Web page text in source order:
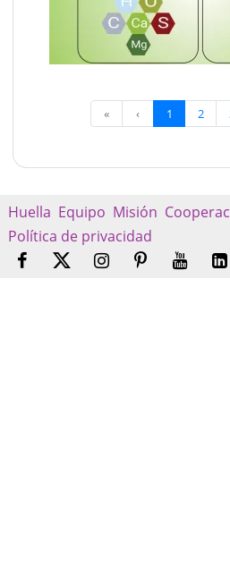
« ‹ 1 2
Huella Equipo Misión
Política de privacidad